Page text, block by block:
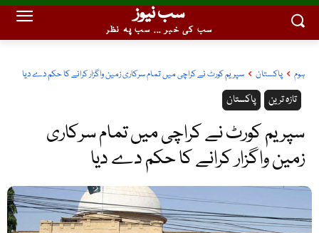
سب نیوز
سب کی خبر ... سب پہ نظر
ہوم پاکستان سپریم کورٹ نے کراچی میں تمام سرکاری زمین واگزار کرانے کا حکم دے دیا
پاکستان تازہ ترین
سپریم کورٹ نے کراچی میں تمام سرکاری
زمین واگزار کرانے کا حکم دے دیا